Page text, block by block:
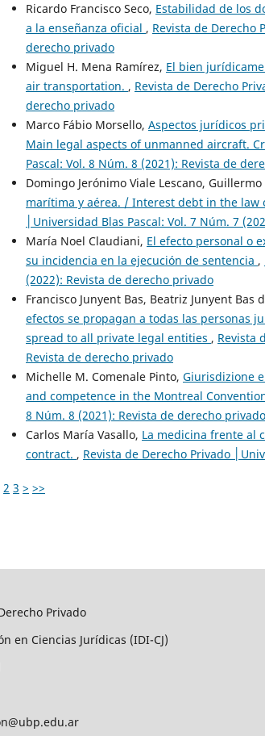
Ricardo Francisco Seco, Estabilidad de los
a la enseñanza oficial , Revista de Derecho
derecho privado
Miguel H. Mena Ramírez, El bien
air transportation. , Revista de Derecho
derecho privado
Marco Fábio Morsello, Aspectos jurídicos
Main legal aspects of unmanned aircraft.
Pascal: Vol. 8 Núm. 8 (2021): Revista de
Domingo Jerónimo Viale Lescano,
marítima y aérea. / Interest debt in the
│Universidad Blas Pascal: Vol. 7 Núm. 7
María Noel Claudiani, El efecto personal o
su incidencia en la ejecución de sentencia ,
(2022): Revista de derecho privado
Francisco Junyent Bas, Beatriz Junyent Bas
efectos se propagan a todas las personas
spread to all private legal entities , Revista
Revista de derecho privado
Michelle M. Comenale Pinto, Giurisdizione
and competence in the Montreal
8 Núm. 8 (2021): Revista de derecho privado
Carlos María Vasallo, La medicina frente al
contract. , Revista de Derecho Privado
2 3 > >>
Privado
en Ciencias Jurídicas (IDI-CJ)